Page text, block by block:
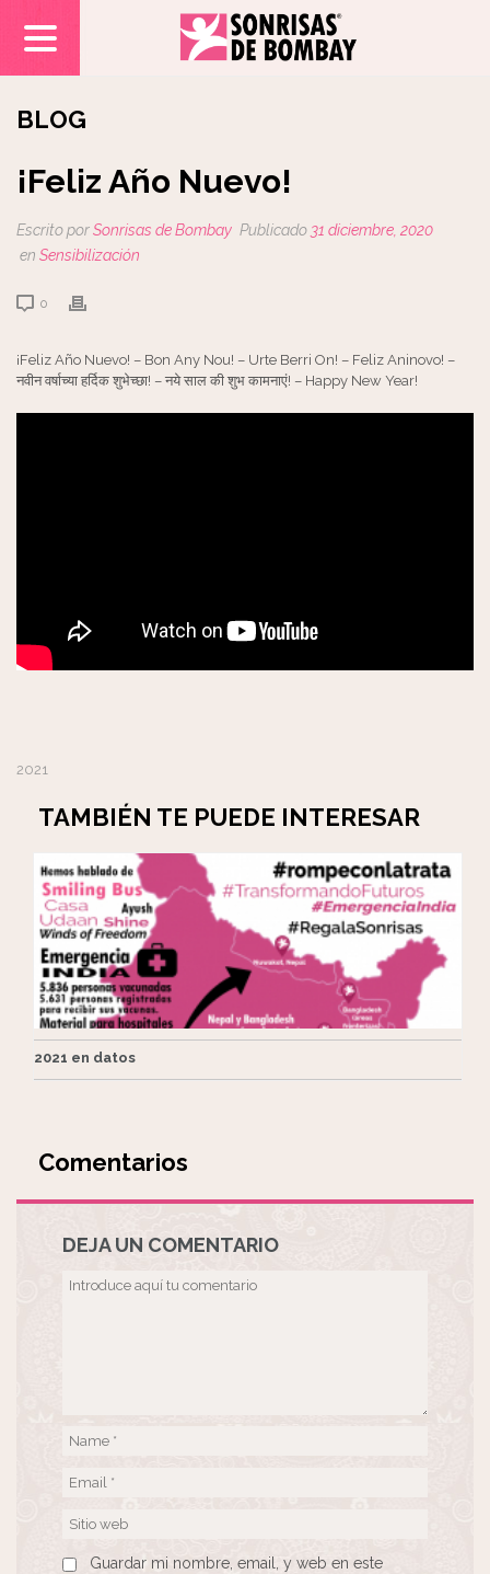
BLOG
¡Feliz Año Nuevo!
Escrito porSonrisas de Bombay Publicado 31 diciembre, 2020
en Sensibilización
0
¡Feliz Año Nuevo! – Bon Any Nou! – Urte Berri On! – Feliz Aninovo! –
नवीन वर्षाच्या हर्दिक शुभेच्छा! – नये साल की शुभ कामनाएं! – Happy New Year!
2021
TAMBIÉN TE PUEDE INTERESAR
2021 en datos
Comentarios
DEJA UN COMENTARIO
Guardar mi nombre, email, y web en este